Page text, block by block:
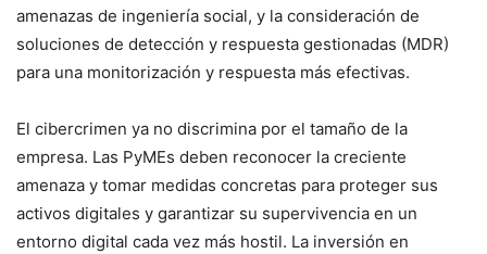
amenazas de ingeniería social, y la consideración de
soluciones de detección y respuesta gestionadas (MDR)
para una monitorización y respuesta más efectivas.
El cibercrimen ya no discrimina por el tamaño de la
empresa. Las PyMEs deben reconocer la creciente
amenaza y tomar medidas concretas para proteger sus
activos digitales y garantizar su supervivencia en un
entorno digital cada vez más hostil. La inversión en